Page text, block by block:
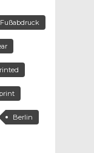
Berlin